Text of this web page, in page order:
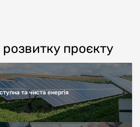
розвитку проєкту
та чиста енергія